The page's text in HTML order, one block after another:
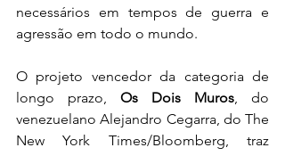
necessários em tempos de guerra e
agressão em todo o mundo.
O projeto vencedor da categoria de
longo prazo, Os Dois Muros, do
venezuelano Alejandro Cegarra, do The
New York Times/Bloomberg, traz